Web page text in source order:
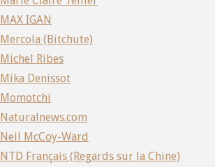
MAX IGAN
Mercola (Bitchute)
Michel Ribes
Mika Denissot
Momotchi
Naturalnews.com
Neil McCoy-Ward
NTD Français (Regards sur la Chine)